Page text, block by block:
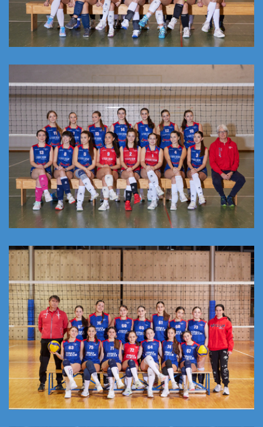
TERZA DIVISIONE FIPAV 2025/26
Under 18 FIPAV 2025/26
UNDER 14 FIPAV 2025/26